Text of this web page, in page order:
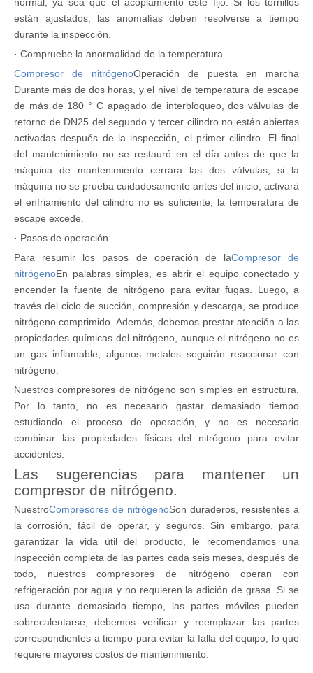
están ajustados, las anomalías deben resolverse a tiempo
durante la inspección.
· Compruebe la anormalidad de la temperatura.
Compresor de nitrógenoOperación de puesta en marcha
Durante más de dos horas, y el nivel de temperatura de escape
de más de 180 ° C apagado de interbloqueo, dos válvulas de
retorno de DN25 del segundo y tercer cilindro no están abiertas
activadas después de la inspección, el primer cilindro. El final
del mantenimiento no se restauró en el día antes de que la
máquina de mantenimiento cerrara las dos válvulas, si la
máquina no se prueba cuidadosamente antes del inicio, activará
el enfriamiento del cilindro no es suficiente, la temperatura de
escape excede.
· Pasos de operación
Para resumir los pasos de operación de laCompresor de
nitrógenoEn palabras simples, es abrir el equipo conectado y
encender la fuente de nitrógeno para evitar fugas. Luego, a
través del ciclo de succión, compresión y descarga, se produce
nitrógeno comprimido. Además, debemos prestar atención a las
propiedades químicas del nitrógeno, aunque el nitrógeno no es
un gas inflamable, algunos metales seguirán reaccionar con
nitrógeno.
Nuestros compresores de nitrógeno son simples en estructura.
Por lo tanto, no es necesario gastar demasiado tiempo
estudiando el proceso de operación, y no es necesario
combinar las propiedades físicas del nitrógeno para evitar
accidentes.
Las sugerencias para mantener un
compresor de nitrógeno.
NuestroCompresores de nitrógenoSon duraderos, resistentes a
la corrosión, fácil de operar, y seguros. Sin embargo, para
garantizar la vida útil del producto, le recomendamos una
inspección completa de las partes cada seis meses, después de
todo, nuestros compresores de nitrógeno operan con
refrigeración por agua y no requieren la adición de grasa. Si se
usa durante demasiado tiempo, las partes móviles pueden
sobrecalentarse, debemos verificar y reemplazar las partes
correspondientes a tiempo para evitar la falla del equipo, lo que
requiere mayores costos de mantenimiento.